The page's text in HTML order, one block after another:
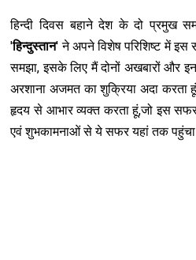
हिन्दी दिवस बहाने देश के दो प्रमुख
'हिन्दुस्तान' ने अपने विशेष परिश‍िष्ट में
समझा, इसके लिए मैं दोनों अखबारों और
अरशाना अजमत का शुक्रिया अदा
हृदय से आभार व्यक्त करता हूं,जो इस
एवं शुभकामनाओं से ये सफर यहां तक